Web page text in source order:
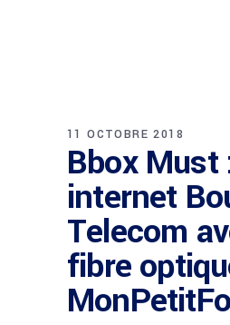
11 OCTOBRE 2018
Bbox Must
internet
Telecom
fibre